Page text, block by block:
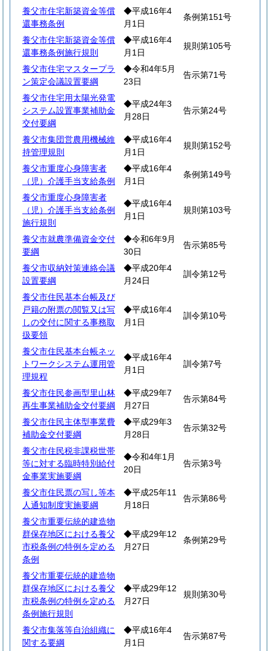
養父市住宅新築資金等償
還事務条例
◆平成16年4
月1日
条例第151号
養父市住宅新築資金等償
還事務条例施行規則
◆平成16年4
月1日
規則第105号
養父市住宅マスタープラ
ン策定会議設置要綱
◆令和4年5月
23日
告示第71号
養父市住宅用太陽光発電
システム設置事業補助金
交付要綱
◆平成24年3
月28日
告示第24号
養父市集団営農用機械維
持管理規則
◆平成16年4
月1日
規則第152号
養父市重度心身障害者
（児）介護手当支給条例
◆平成16年4
月1日
条例第149号
養父市重度心身障害者
（児）介護手当支給条例
施行規則
◆平成16年4
月1日
規則第103号
養父市就農準備資金交付
要綱
◆令和6年9月
30日
告示第85号
養父市収納対策連絡会議
設置要綱
◆平成20年4
月24日
訓令第12号
養父市住民基本台帳及び
戸籍の附票の閲覧又は写
しの交付に関する事務取
扱要領
◆平成16年4
月1日
訓令第10号
養父市住民基本台帳ネッ
トワークシステム運用管
理規程
◆平成16年4
月1日
訓令第7号
養父市住民参画型里山林
再生事業補助金交付要綱
◆平成29年7
月27日
告示第84号
養父市住民主体型事業費
補助金交付要綱
◆平成29年3
月28日
告示第32号
養父市住民税非課税世帯
等に対する臨時特別給付
金事業実施要綱
◆令和4年1月
20日
告示第3号
養父市住民票の写し等本
人通知制度実施要綱
◆平成25年11
月18日
告示第86号
養父市重要伝統的建造物
群保存地区における養父
市税条例の特例を定める
条例
◆平成29年12
月27日
条例第29号
養父市重要伝統的建造物
群保存地区における養父
市税条例の特例を定める
条例施行規則
◆平成29年12
月27日
規則第30号
養父市集落等自治組織に
関する要綱
◆平成16年4
月1日
告示第87号